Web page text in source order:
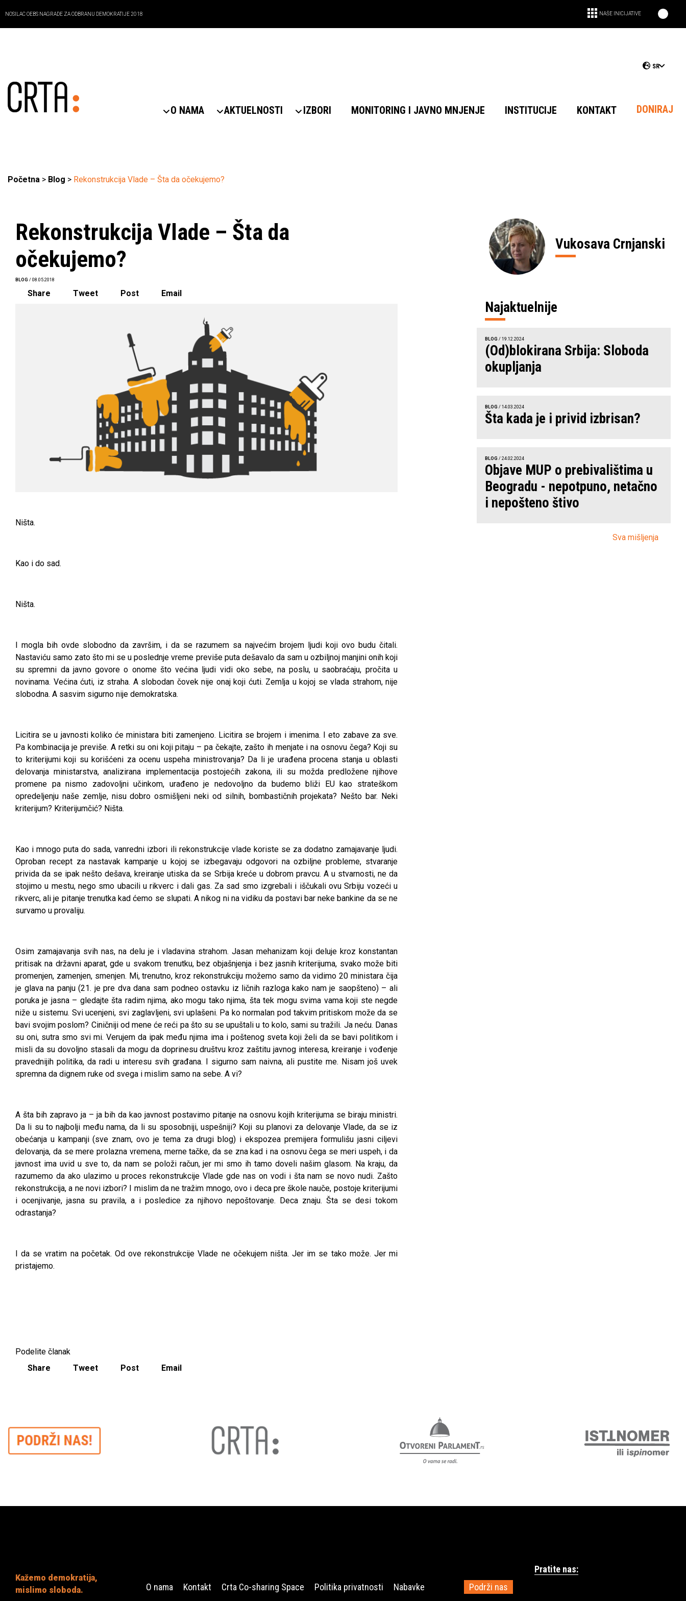
NOSILAC OEBS NAGRADE ZA ODBRANU DEMOKRATIJE 2018 NAŠE INICIJATIVE
SR
O NAMA AKTUELNOSTI IZBORI MONITORING I JAVNO MNJENJE INSTITUCIJE KONTAKT DONIRAJ
Početna > Blog > Rekonstrukcija Vlade – Šta da očekujemo?
Rekonstrukcija Vlade – Šta da
očekujemo?
BLOG / 08.05.2018
Share Tweet Post Email
Ništa.
Kao i do sad.
Ništa.
I mogla bih ovde slobodno da završim, i da se razumem sa najvećim brojem ljudi koji ovo budu čitali.
Nastaviću samo zato što mi se u poslednje vreme previše puta dešavalo da sam u ozbiljnoj manjini onih koji
su spremni da javno govore o onome što većina ljudi vidi oko sebe, na poslu, u saobraćaju, pročita u
novinama. Većina ćuti, iz straha. A slobodan čovek nije onaj koji ćuti. Zemlja u kojoj se vlada strahom, nije
slobodna. A sasvim sigurno nije demokratska.
Licitira se u javnosti koliko će ministara biti zamenjeno. Licitira se brojem i imenima. I eto zabave za sve.
Pa kombinacija je previše. A retki su oni koji pitaju – pa čekajte, zašto ih menjate i na osnovu čega? Koji su
to kriterijumi koji su korišćeni za ocenu uspeha ministrovanja? Da li je urađena procena stanja u oblasti
delovanja ministarstva, analizirana implementacija postojećih zakona, ili su možda predložene njihove
promene pa nismo zadovoljni učinkom, urađeno je nedovoljno da budemo bliži EU kao strateškom
opredeljenju naše zemlje, nisu dobro osmišljeni neki od silnih, bombastičnih projekata? Nešto bar. Neki
kriterijum? Kriterijumčić? Ništa.
Kao i mnogo puta do sada, vanredni izbori ili rekonstrukcije vlade koriste se za dodatno zamajavanje ljudi.
Oproban recept za nastavak kampanje u kojoj se izbegavaju odgovori na ozbiljne probleme, stvaranje
privida da se ipak nešto dešava, kreiranje utiska da se Srbija kreće u dobrom pravcu. A u stvarnosti, ne da
stojimo u mestu, nego smo ubacili u rikverc i dali gas. Za sad smo izgrebali i iščukali ovu Srbiju vozeći u
rikverc, ali je pitanje trenutka kad ćemo se slupati. A nikog ni na vidiku da postavi bar neke bankine da se ne
survamo u provaliju.
Osim zamajavanja svih nas, na delu je i vladavina strahom. Jasan mehanizam koji deluje kroz konstantan
pritisak na državni aparat, gde u svakom trenutku, bez objašnjenja i bez jasnih kriterijuma, svako može biti
promenjen, zamenjen, smenjen. Mi, trenutno, kroz rekonstrukciju možemo samo da vidimo 20 ministara čija
je glava na panju (21. je pre dva dana sam podneo ostavku iz ličnih razloga kako nam je saopšteno) – ali
poruka je jasna – gledajte šta radim njima, ako mogu tako njima, šta tek mogu svima vama koji ste negde
niže u sistemu. Svi ucenjeni, svi zaglavljeni, svi uplašeni. Pa ko normalan pod takvim pritiskom može da se
bavi svojim poslom? Ciničniji od mene će reći pa što su se upuštali u to kolo, sami su tražili. Ja neću. Danas
su oni, sutra smo svi mi. Verujem da ipak među njima ima i poštenog sveta koji želi da se bavi politikom i
misli da su dovoljno stasali da mogu da doprinesu društvu kroz zaštitu javnog interesa, kreiranje i vođenje
pravednijih politika, da radi u interesu svih građana. I sigurno sam naivna, ali pustite me. Nisam još uvek
spremna da dignem ruke od svega i mislim samo na sebe. A vi?
A šta bih zapravo ja – ja bih da kao javnost postavimo pitanje na osnovu kojih kriterijuma se biraju ministri.
Da li su to najbolji među nama, da li su sposobniji, uspešniji? Koji su planovi za delovanje Vlade, da se iz
obećanja u kampanji (sve znam, ovo je tema za drugi blog) i ekspozea premijera formulišu jasni ciljevi
delovanja, da se mere prolazna vremena, merne tačke, da se zna kad i na osnovu čega se meri uspeh, i da
javnost ima uvid u sve to, da nam se položi račun, jer mi smo ih tamo doveli našim glasom. Na kraju, da
razumemo da ako ulazimo u proces rekonstrukcije Vlade gde nas on vodi i šta nam se novo nudi. Zašto
rekonstrukcija, a ne novi izbori? I mislim da ne tražim mnogo, ovo i deca pre škole nauče, postoje kriterijumi
i ocenjivanje, jasna su pravila, a i posledice za njihovo nepoštovanje. Deca znaju. Šta se desi tokom
odrastanja?
I da se vratim na početak. Od ove rekonstrukcije Vlade ne očekujem ništa. Jer im se tako može. Jer mi
pristajemo.
Podelite članak
Share
Tweet Post Email
Vukosava Crnjanski
Najaktuelnije
BLOG / 19.12.2024
(Od)blokirana Srbija: Sloboda
okupljanja
BLOG / 14.03.2024
Šta kada je i privid izbrisan?
BLOG / 24.02.2024
Objave MUP o prebivalištima u
Beogradu - nepotpuno, netačno
i nepošteno štivo
Sva mišljenja
Kažemo demokratija,
mislimo sloboda.
O nama Kontakt Crta Co-sharing Space Politika privatnosti Nabavke Podrži nas
Pratite nas: